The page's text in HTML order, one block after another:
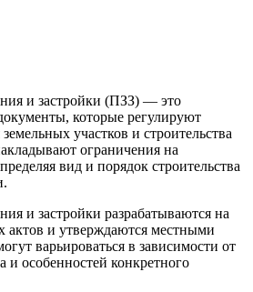
и застройки (ПЗЗ) — это
которые регулируют
участков и строительства
ограничения на
вид и порядок строительства
и застройки разрабатываются на
актов и утверждаются местными
варьироваться в зависимости от
и особенностей конкретного